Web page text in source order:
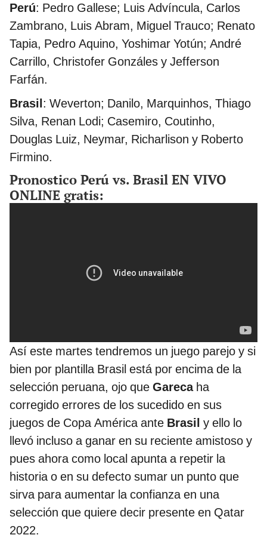
Perú: Pedro Gallese; Luis Advíncula, Carlos
Zambrano, Luis Abram, Miguel Trauco; Renato
Tapia, Pedro Aquino, Yoshimar Yotún; André
Carrillo, Christofer Gonzáles y Jefferson
Farfán.
Brasil: Weverton; Danilo, Marquinhos, Thiago
Silva, Renan Lodi; Casemiro, Coutinho,
Douglas Luiz, Neymar, Richarlison y Roberto
Firmino.
Pronostico Perú vs. Brasil EN VIVO
ONLINE gratis:
Así este martes tendremos un juego parejo y si
bien por plantilla Brasil está por encima de la
selección peruana, ojo que Garecaha
corregido errores de los sucedido en sus
juegos de Copa América ante Brasil y ello lo
llevó incluso a ganar en su reciente amistoso y
pues ahora como local apunta a repetir la
historia o en su defecto sumar un punto que
sirva para aumentar la confianza en una
selección que quiere decir presente en Qatar
2022.